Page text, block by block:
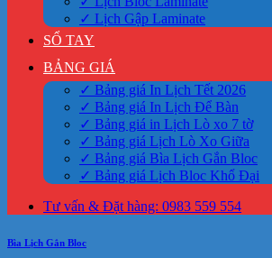
✓ Lịch Gập Laminate
SỔ TAY
BẢNG GIÁ
✓ Bảng giá In Lịch Tết 2026
✓ Bảng giá In Lịch Để Bàn
✓ Bảng giá in Lịch Lò xo 7 tờ
✓ Bảng giá Lịch Lò Xo Giữa
✓ Bảng giá Bìa Lịch Gắn Bloc
✓ Bảng giá Lịch Bloc Khổ Đại
Tư vấn & Đặt hàng: 0983 559 554
Bìa Lịch Gắn Bloc